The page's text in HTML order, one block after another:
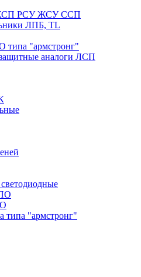
РСУ ЖСУ ССП
ЛПБ, TL
типа "армстронг"
аналоги ЛСП
типа "армстронг"